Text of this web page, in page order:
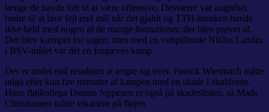
længe de havde luft til at være offensive. Desværre var angrebet
bedre til at lave fejl end mål når det gjaldt og TTH-bænken havde
ikke held med nogen af de mange formationer, der blev prøvet af.
Der blev kæmpet for sagen, men med en velspillende Niklas Landin
i BSV-målet var det en forgæves kamp.
Der er andet end resultatet at ærgre sig over. Patrick Wiesmach måtte
udgå efter kun fire minutter af kampen med en skade i skulderen.
Hans fløjkollega Dennis Jeppesen er også på skadeslisten, så Mads
Christiansen måtte vikariere på fløjen.